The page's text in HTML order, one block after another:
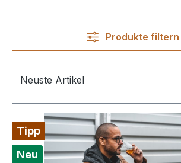
Produkte filtern
Tipp
Neu